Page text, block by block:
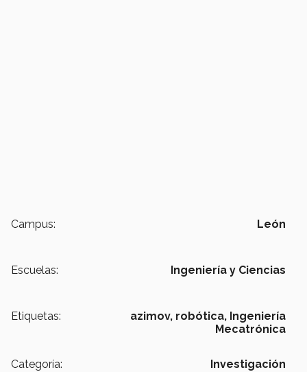
Campus: León
Escuelas: Ingeniería y Ciencias
Etiquetas: azimov, robótica, Ingeniería
Mecatrónica
Categoría: Investigación